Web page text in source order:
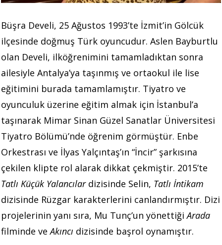
Büşra Develi, 25 Ağustos 1993’te İzmit’in Gölcük
ilçesinde doğmuş Türk oyuncudur. Aslen Bayburtlu
olan Develi, ilköğrenimini tamamladıktan sonra
ailesiyle Antalya’ya taşınmış ve ortaokul ile lise
eğitimini burada tamamlamıştır. Tiyatro ve
oyunculuk üzerine eğitim almak için İstanbul’a
taşınarak Mimar Sinan Güzel Sanatlar Üniversitesi
Tiyatro Bölümü’nde öğrenim görmüştür. Enbe
Orkestrası ve İlyas Yalçıntaş’ın “İncir” şarkısına
çekilen klipte rol alarak dikkat çekmiştir. 2015’te
Tatlı Küçük Yalancılardizisinde Selin, Tatlı İntikam
dizisinde Rüzgar karakterlerini canlandırmıştır. Dizi
projelerinin yanı sıra, Mu Tunç’un yönettiğiArada
filminde veAkıncı dizisinde başrol oynamıştır.